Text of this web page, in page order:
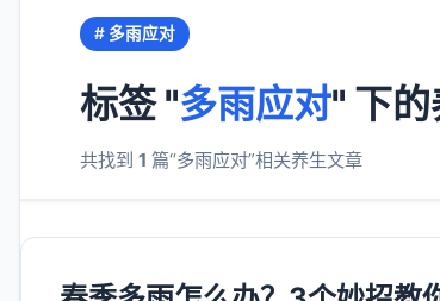
# 多雨应对
标签 "多雨应对" 下
共找到 1 篇“多雨应对”相关养生文章